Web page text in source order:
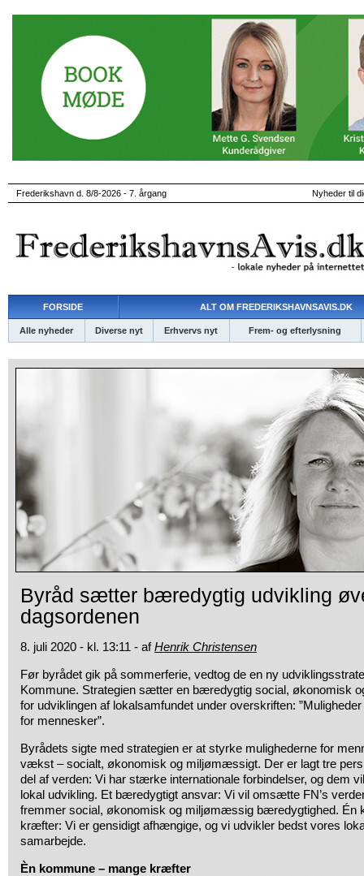
Frederikshavn d. 8/8-2026 - 7. årgang Nyheder til
FORSIDE ALT OM FREDERIKSHAVNSAVIS.DK
Alle nyheder Diverse nyt Erhvervs nyt Frem- og efterlysning
Byråd sætter bæredygtig udvikling
dagsordenen
8. juli 2020 - kl. 13:11 - afHenrik Christensen
Før byrådet gik på sommerferie, vedtog de en ny
Kommune. Strategien sætter en bæredygtig social, økonomisk
for udviklingen af lokalsamfundet under overskriften:
for mennesker”.
Byrådets sigte med strategien er at styrke mulighederne for
vækst – socialt, økonomisk og miljømæssigt. Der er lagt tre
del af verden: Vi har stærke internationale forbindelser, og dem
lokal udvikling. Et bæredygtigt ansvar: Vi vil omsætte FN’s
fremmer social, økonomisk og miljømæssig bæredygtighed. Én
kræfter: Vi er gensidigt afhængige, og vi udvikler bedst vores
samarbejde.
Èn kommune – mange kræfter